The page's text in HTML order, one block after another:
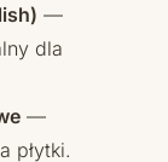
—
dla
—
płytki.